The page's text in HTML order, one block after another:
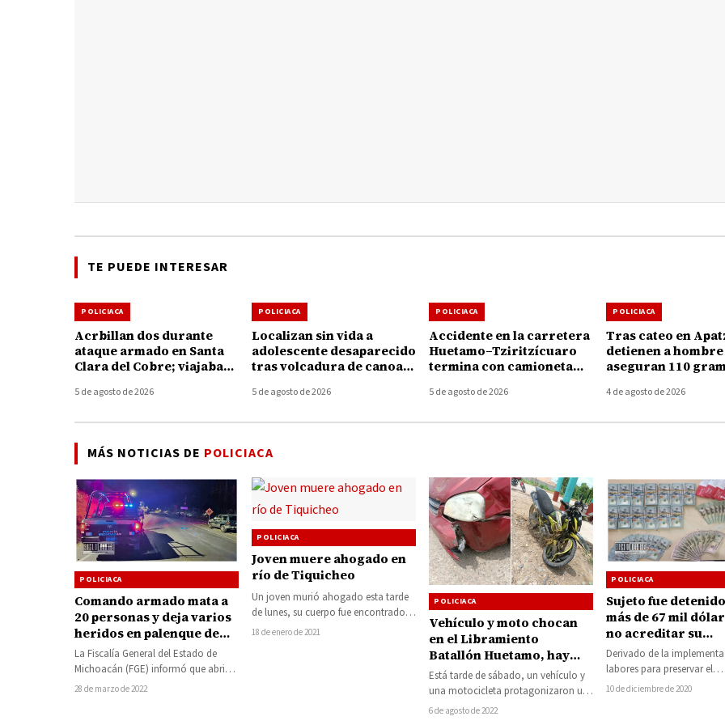
TE PUEDE INTERESAR
POLICIACA
Acrbillan dos durante
ataque armado en Santa
Clara del Cobre; viajaban
placas de Texas
5 de agosto de 2026
POLICIACA
Localizan sin vida a
adolescente desaparecido
tras volcadura de canoa
5 de agosto de 2026
POLICIACA
Accidente en la carretera
Huetamo–Tziritzícuaro
termina con camioneta
desaparece del lugar
5 de agosto de 2026
POLICIACA
Tras cateo en
detienen a hombre
aseguran 110
4 de agosto de 2026
MÁS NOTICIAS DE POLICIACA
POLICIACA
Comando armado mata a
20 personas y deja varios
heridos en palenque de
Zinapécuaro
La Fiscalía General del Estado de
Michoacán (FGE) informó que abrió
una carpeta de investigación por el
28 de marzo de 2022
POLICIACA
Joven muere ahogado en
río de Tiquicheo
Un joven murió ahogado esta tarde
de lunes, su cuerpo fue encontrado
en el Río Purungueo-Piedra China
18 de enero de 2021
POLICIACA
Vehículo y moto chocan
en el Libramiento
Batallón Huetamo, hay
dos lesionados
Está tarde de sábado, un vehículo y
una motocicleta protagonizaron un
choque en el Libramiento Batallón
6 de agosto de 2022
POLICIACA
Sujeto fue
más de 67 mil
no acreditar su
procedencia
Derivado de la
labores para preservar el
orden, agentes de la
10 de diciembre de 2020